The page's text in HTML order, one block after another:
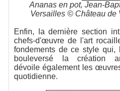
Ananas en pot, Jean-
Versailles © Château de
Enfin, la dernière section
chefs-d'œuvre de l'art
fondements de ce style qui,
bouleversé la création
dévoile également les
quotidienne.